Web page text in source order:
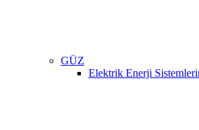
GÜZ
Elektrik Enerji